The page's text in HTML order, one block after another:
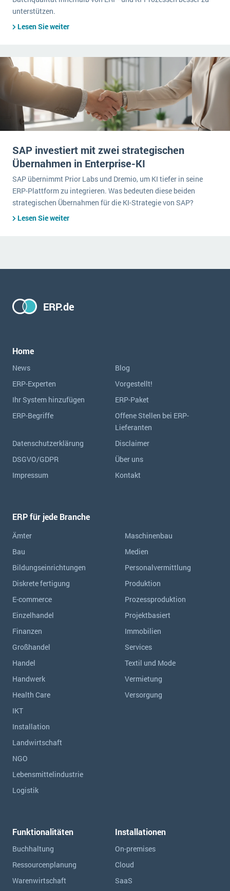
unterstützen.
Lesen Sie weiter
SAP investiert mit zwei strategischen
Übernahmen in Enterprise-KI
SAP übernimmt Prior Labs und Dremio, um KI tiefer in seine
ERP-Plattform zu integrieren. Was bedeuten diese beiden
strategischen Übernahmen für die KI-Strategie von SAP?
Lesen Sie weiter
ERP.de
Home
News
Blog
ERP-Experten
Vorgestellt!
Ihr System hinzufügen
ERP-Paket
ERP-Begriffe
Offene Stellen bei ERP-
Lieferanten
Datenschutzerklärung
Disclaimer
DSGVO/GDPR
Über uns
Impressum
Kontakt
ERP für jede Branche
Ämter
Bau
Bildungseinrichtungen
Diskrete fertigung
E-commerce
Einzelhandel
Finanzen
Großhandel
Handel
Handwerk
Health Care
IKT
Installation
Landwirtschaft
NGO
Lebensmittelindustrie
Logistik
Maschinenbau
Medien
Personalvermittlung
Produktion
Prozessproduktion
Projektbasiert
Immobilien
Services
Textil und Mode
Vermietung
Versorgung
Funktionalitäten
Buchhaltung
Ressourcen­planung
Warenwirtschaft
Installationen
On-premises
Cloud
SaaS